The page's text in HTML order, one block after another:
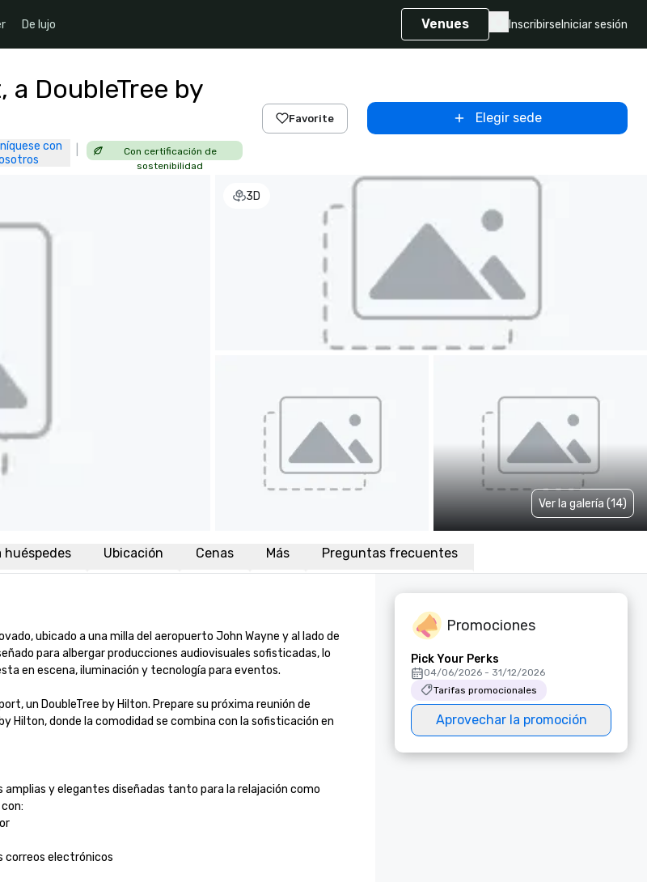
De lujo Venues Inscribirse Iniciar sesión
DoubleTree by
con
Con certificación de
sostenibilidad
Favorite Elegir sede
3D
Ver la galería (14)
huéspedes Ubicación Cenas Más Preguntas frecuentes
ubicado a una milla del aeropuerto John Wayne y al lado de
para albergar producciones audiovisuales sofisticadas, lo
en escena, iluminación y tecnología para eventos.
un DoubleTree by Hilton. Prepare su próxima reunión de
Hilton, donde la comodidad se combina con la sofisticación en
y elegantes diseñadas tanto para la relajación como
correos electrónicos
Promociones
Pick Your Perks
04/06/2026 - 31/12/2026
Tarifas promocionales
Aprovechar la promoción